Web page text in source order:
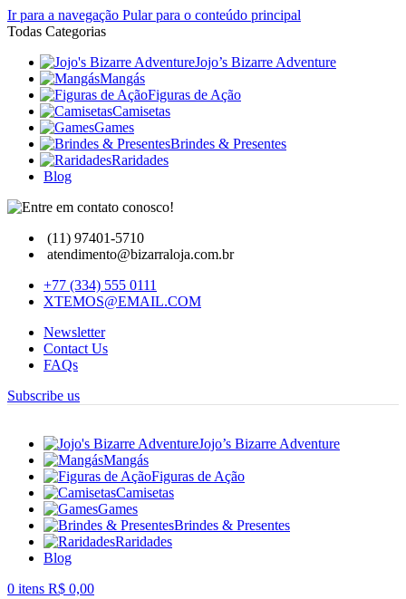
Ir para a navegação Pular para o conteúdo principal
Todas Categorias
Jojo’s Bizarre Adventure
Mangás
Figuras de Ação
Camisetas
Games
Brindes & Presentes
Raridades
Blog
(11) 97401-5710
atendimento@bizarraloja.com.br
+77 (334) 555 0111
XTEMOS@EMAIL.COM
Newsletter
Contact Us
FAQs
Subscribe us
Jojo’s Bizarre Adventure
Mangás
Figuras de Ação
Camisetas
Games
Brindes & Presentes
Raridades
Blog
0 itens R$ 0,00